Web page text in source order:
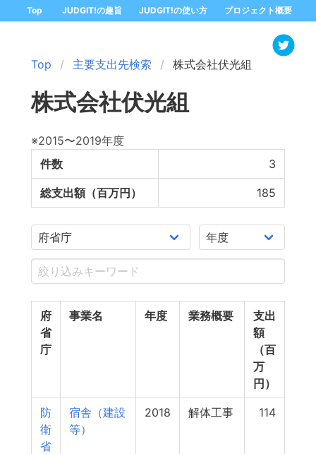
Top JUDGIT!の趣旨 JUDGIT!の使い方 プロジェクト概要
Top 主要支出先検索 株式会社伏光組
株式会社伏光組
※2015〜2019年度
件数
3
総支出額（百万円） 185
府
省
庁
事業名 年度 業務概要
支出
額
（百
万
円）
防
衛
省
宿舎（建設
等）
2018 解体工事 114